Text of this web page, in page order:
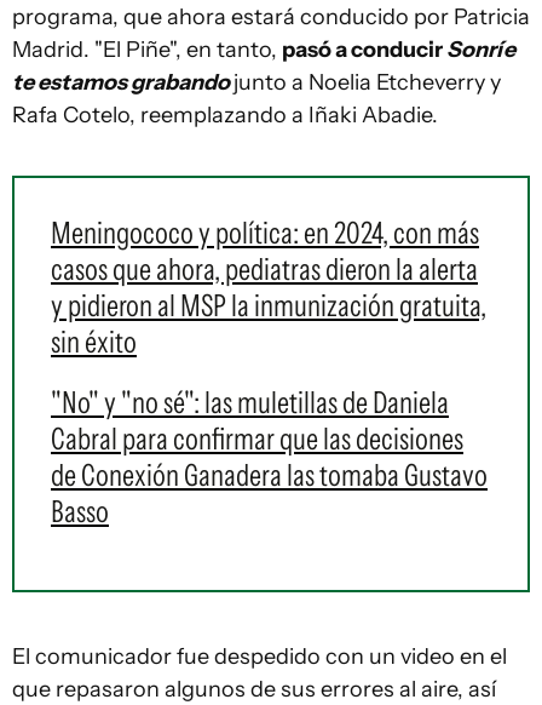
programa, que ahora estará conducido por Patricia
Madrid. "El Piñe", en tanto, pasó a conducirSonríe
te estamos grabandojunto a Noelia Etcheverry y
Rafa Cotelo, reemplazando a Iñaki Abadie.
Meningococo y política: en 2024, con más
casos que ahora, pediatras dieron la alerta
y pidieron al MSP la inmunización gratuita,
sin éxito
"No" y "no sé": las muletillas de Daniela
Cabral para confirmar que las decisiones
de Conexión Ganadera las tomaba Gustavo
Basso
El comunicador fue despedido con un video en el
que repasaron algunos de sus errores al aire, así